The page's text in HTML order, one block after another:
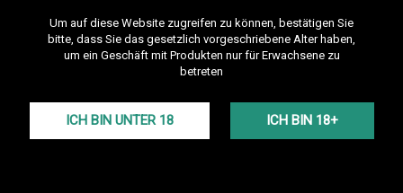
Um auf diese Website zugreifen zu können, bestätigen Sie
bitte, dass Sie das gesetzlich vorgeschriebene Alter haben,
um ein Geschäft mit Produkten nur für Erwachsene zu
betreten
ICH BIN UNTER 18 ICH BIN 18+
19,90 € 15,00 €